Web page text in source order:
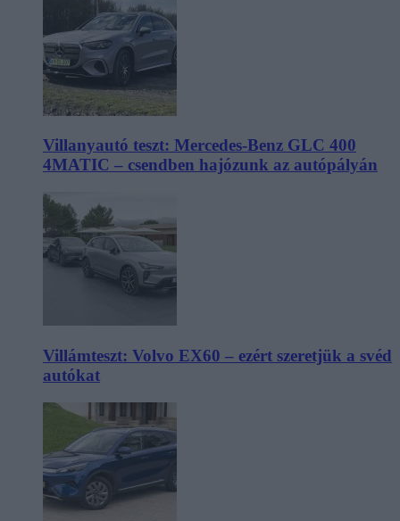
Villanyautó teszt: Mercedes-Benz GLC 400
4MATIC – csendben hajózunk az autópályán
Villámteszt: Volvo EX60 – ezért szeretjük a svéd
autókat